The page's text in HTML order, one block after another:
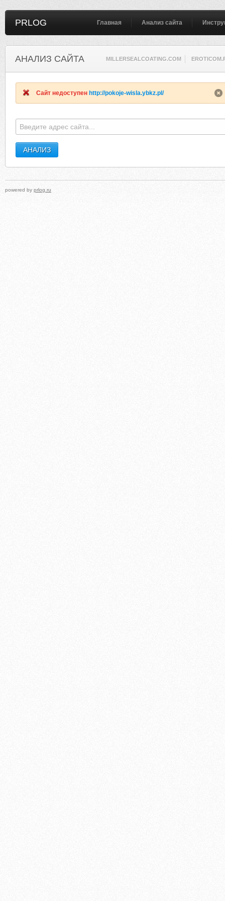
PRLOG Главная Анализ сайта
АНАЛИЗ САЙТА MILLERSEALCOATING.COM
Сайт недоступен http://pokoje-wisla.ybkz.pl/
powered by prlog.ru